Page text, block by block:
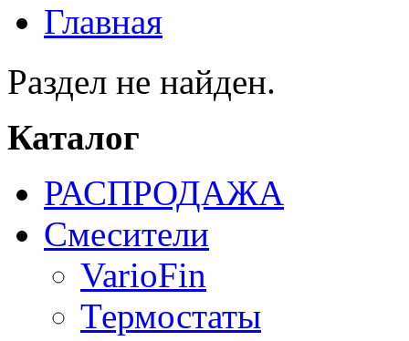
Главная
Раздел не найден.
Каталог
РАСПРОДАЖА
Смесители
VarioFin
Термостаты